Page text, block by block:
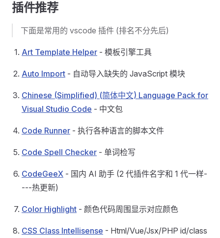
插件推荐
下面是常用的 vscode 插件 (排名不分先后)
Art Template Helper - 模板引擎工具
Auto Import - 自动导入缺失的 JavaScript 模块
Chinese (Simplified) (简体中文) Language Pack for
Visual Studio Code - 中文包
Code Runner - 执行各种语言的脚本文件
Code Spell Checker - 单词检写
CodeGeeX - 国内 AI 助手 (2 代插件名字和 1 代一样-
---热更新)
Color Highlight - 颜色代码周围显示对应颜色
CSS Class Intellisense - Html/Vue/Jsx/PHP id/class